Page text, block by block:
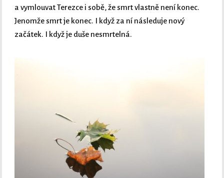
a vymlouvat Terezce i sobě, že smrt vlastně není konec.
Jenomže smrt je konec. I když za ní následuje nový
začátek. I když je duše nesmrtelná.